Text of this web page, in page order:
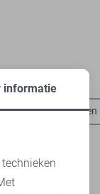
Vero Moda rokken
informatie